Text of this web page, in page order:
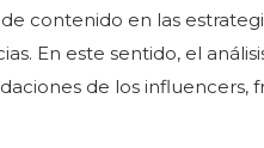
contenido en las
En este sentido, el
de los influencers,